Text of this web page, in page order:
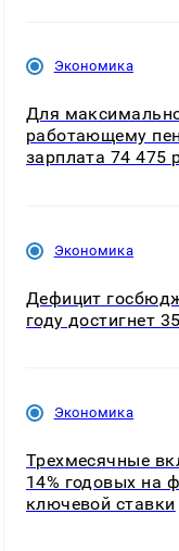
Экономика
Для
работающему
зарплата 74 475
Экономика
Дефицит
году достигнет
Экономика
Трехмесячные
14% годовых на
ключевой ставки